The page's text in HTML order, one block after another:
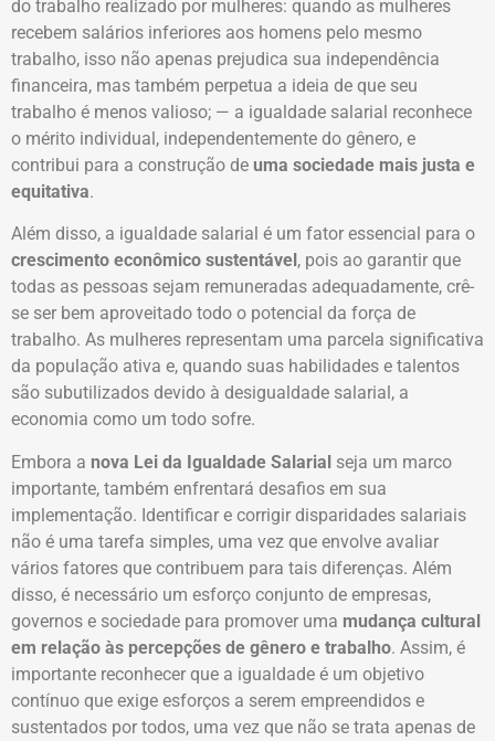
do trabalho realizado por mulheres: quando as mulheres
recebem salários inferiores aos homens pelo mesmo
trabalho, isso não apenas prejudica sua independência
financeira, mas também perpetua a ideia de que seu
trabalho é menos valioso; — a igualdade salarial reconhece
o mérito individual, independentemente do gênero, e
contribui para a construção de uma sociedade mais justa e
equitativa.
Além disso, a igualdade salarial é um fator essencial para o
crescimento econômico sustentável , pois ao garantir que
todas as pessoas sejam remuneradas adequadamente, crê-
se ser bem aproveitado todo o potencial da força de
trabalho. As mulheres representam uma parcela significativa
da população ativa e, quando suas habilidades e talentos
são subutilizados devido à desigualdade salarial, a
economia como um todo sofre.
Embora a nova Lei da Igualdade Salarial seja um marco
importante, também enfrentará desafios em sua
implementação. Identificar e corrigir disparidades salariais
não é uma tarefa simples, uma vez que envolve avaliar
vários fatores que contribuem para tais diferenças. Além
disso, é necessário um esforço conjunto de empresas,
governos e sociedade para promover uma mudança cultural
em relação às percepções de gênero e trabalho. Assim, é
importante reconhecer que a igualdade é um objetivo
contínuo que exige esforços a serem empreendidos e
sustentados por todos, uma vez que não se trata apenas de